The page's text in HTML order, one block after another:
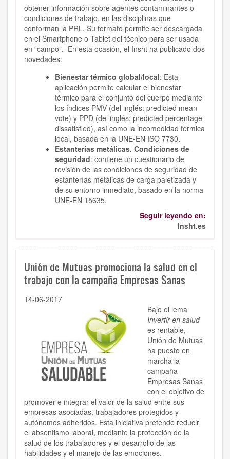
obtener información sobre agentes contaminantes o
condiciones de trabajo, en las disciplinas que
conforman la PRL. Su formato permite ser descargada
en el Smartphone o Tablet del técnico para ser usada
en “campo”. En esta ocasión, el Insht ha publicado dos
novedades:
Bienestar térmico global/local: Esta
aplicación permite calcular el bienestar
térmico para el conjunto del cuerpo mediante
los índices PMV (del inglés: predicted mean
vote) y PPD (del inglés: predicted percentage
dissatisfied), así como la incomodidad térmica
local, basada en la UNE-EN ISO 7730.
Estanterías metálicas. Condiciones de
seguridad: contiene un cuestionario de
revisión de las condiciones de seguridad de
estanterías metálicas de carga paletizada y
de su entorno inmediato, basado en la norma
UNE-EN 15635.
Seguir leyendo en:
Insht.es
Unión de Mutuas promociona la salud en el
trabajo con la campaña Empresas Sanas
14-06-2017
Bajo el lema
Invertir en salud
es rentable,
Unión de Mutuas
ha puesto en
marcha la
campaña
Empresas Sanas
con el objetivo de
promover e integrar el valor de la salud entre sus
empresas asociadas, trabajadores protegidos y
autónomos adheridos. Esta iniciativa pretende reducir
el absentismo laboral, mediante la protección de la
salud de los trabajadores y el desarrollo de las
habilidades y el manejo de las emociones.